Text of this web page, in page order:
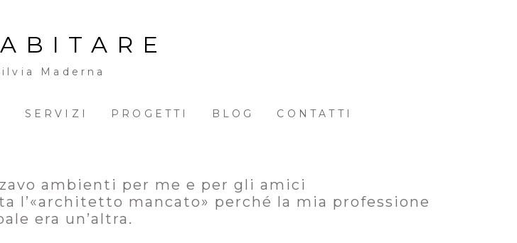
Maderna
SERVIZI PROGETTI BLOG CONTATTI
ambienti per me e per gli amici
l’«architetto mancato» perché la mia professione
era un’altra.